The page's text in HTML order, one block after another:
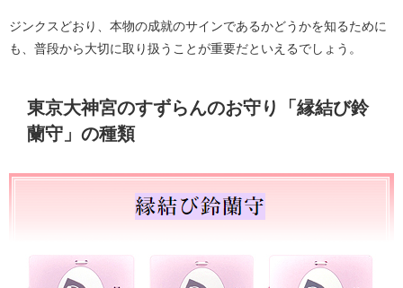
ジンクスどおり、本物の成就のサインであるかどうかを知るために
も、普段から大切に取り扱うことが重要だといえるでしょう。
東京大神宮のすずらんのお守り「縁結び鈴
蘭守」の種類